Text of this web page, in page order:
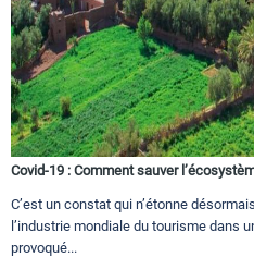
Covid-19 : Comment sauver
C’est un constat qui n’étonne
l’industrie mondiale du tourisme dans
provoqué...